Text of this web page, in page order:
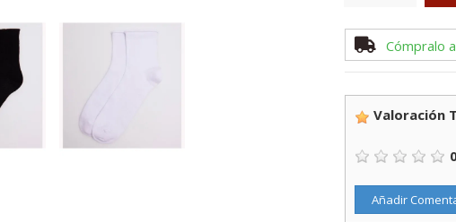
Cómpralo
Valoración
Añadir